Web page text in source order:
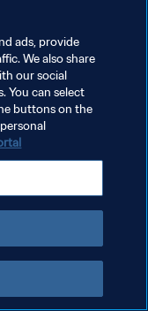
سياسة الخصوصية
إدارة تفضيلات ملفات تعريف
ads, provide
We also share
our social
You can select
buttons on the